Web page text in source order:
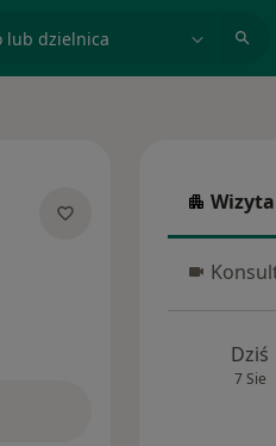
Wizyta
Dziś
7 Sie